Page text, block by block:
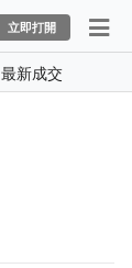
立即打開
最新成交